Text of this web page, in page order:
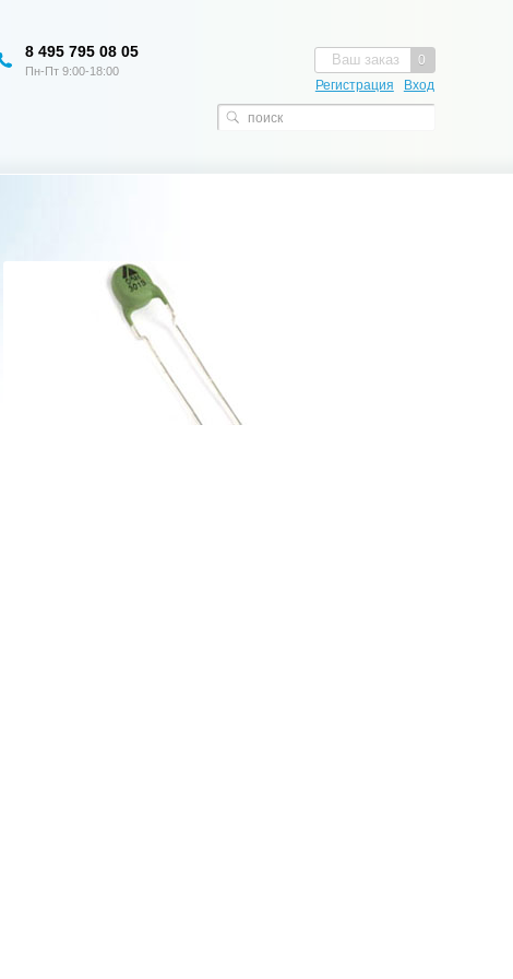
0
Ваш заказ
Регистрация Вход
8 495 795 08 05
Пн-Пт 9:00-18:00